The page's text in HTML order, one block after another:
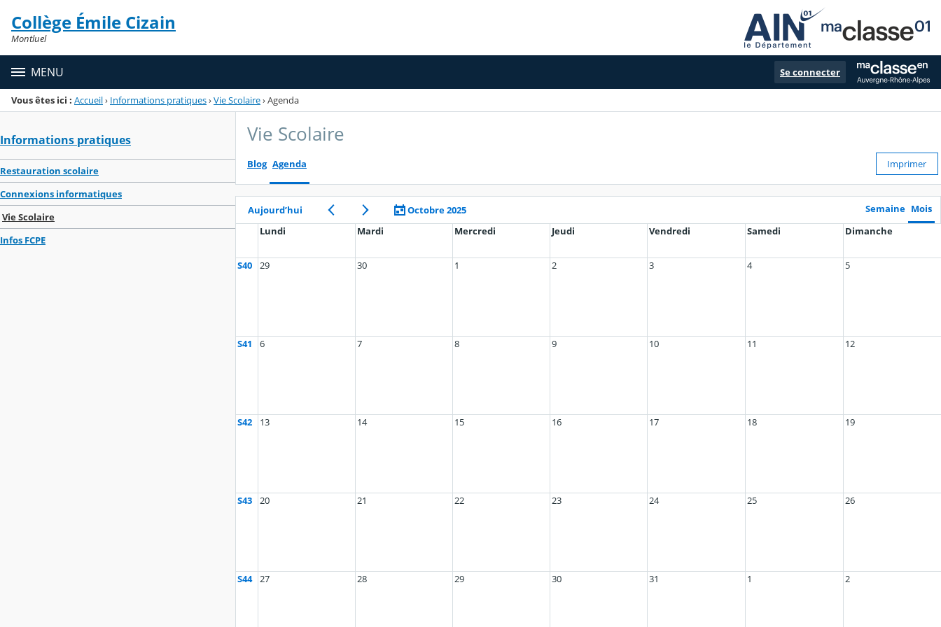
Menu de la rubrique
Contenu
Collège Émile Cizain
Montluel
MENU Se connecter
Vous êtes ici : Accueil› Informations pratiques›Vie Scolaire›Agenda
Informations pratiques
Restauration scolaire
Connexions informatiques
Vie Scolaire
Infos FCPE
Vie Scolaire
Blog Agenda Imprimer
Aujourd’hui Octobre 2025 Semaine Mois
Lundi
Mardi Mercredi Jeudi Vendredi Samedi Dimanche
S40 29 30 1 2 3 4 5
S41 6 7 8 9 10 11 12
S42 13 14 15 16 17 18 19
S43 20 21 22 23 24 25 26
S44 27 28 29 30 31 1 2